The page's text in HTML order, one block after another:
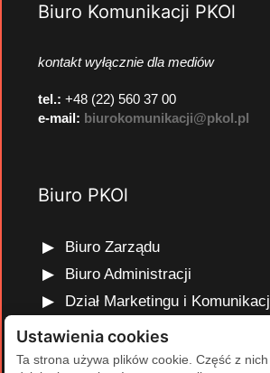
Biuro Komunikacji PKOl
kontakt wyłącznie dla mediów
tel.: +48 (22) 560 37 00
e-mail: biurokomunikacji@pkol.pl
Biuro PKOl
Biuro Zarządu
Biuro Administracji
Dział Marketingu i
Dział Edukacji Olimpijskiej
Dział Finansów i Kadr
Ustawienia cookies
Ta strona używa plików cookie. Część z